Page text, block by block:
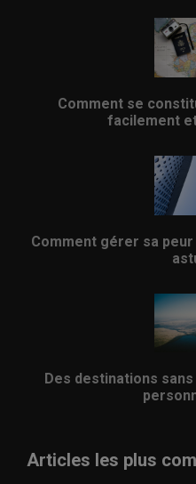
Comment se
facilement
Comment gérer sa
Des destinations
Articles les plus